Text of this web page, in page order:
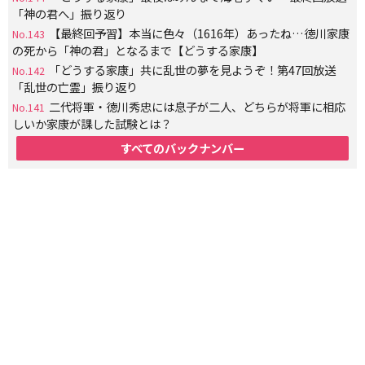
「神の君へ」振り返り
No.143
【最終回予習】本当に色々（1616年）あったね…徳川家康
の死から「神の君」となるまで【どうする家康】
No.142
「どうする家康」共に乱世の夢を見ようぞ！第47回放送
「乱世の亡霊」振り返り
No.141 二代将軍・徳川秀忠には息子が二人、どちらが将軍に相応
しいか家康が課した試験とは？
すべてのバックナンバー